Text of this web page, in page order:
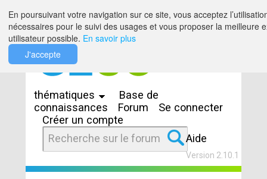
thématiques
Base de
connaissances
Forum
Se connecter
Créer un compte
Aide
Version 2.10.1
En poursuivant votre navigation sur ce site, vous acceptez
nécessaires pour le suivi des usages et vous proposer la meilleure
utilisateur possible. En savoir plus
J'accepte